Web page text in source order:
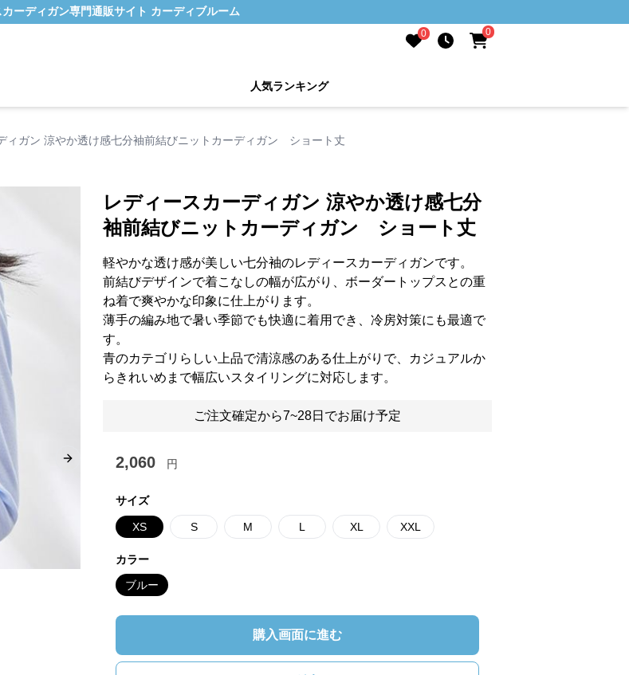
カーディガン専門通販サイト カーディブルーム
0 0
人気ランキング
ィガン 涼やか透け感七分袖前結びニットカーディガン ショート丈
Next slide
レディースカーディガン 涼やか透け感七分
袖前結びニットカーディガン ショート丈
軽やかな透け感が美しい七分袖のレディースカーディガンです。
前結びデザインで着こなしの幅が広がり、ボーダートップスとの重
ね着で爽やかな印象に仕上がります。
薄手の編み地で暑い季節でも快適に着用でき、冷房対策にも最適で
す。
青のカテゴリらしい上品で清涼感のある仕上がりで、カジュアルか
らきれいめまで幅広いスタイリングに対応します。
ご注文確定から7~28日でお届け予定
2,060 円
サイズ
XS S M L XL XXL
カラー
ブルー
購入画面に進む